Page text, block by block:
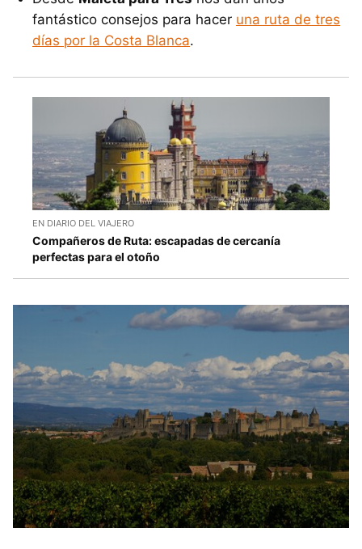
fantástico consejos para hacer una ruta de tres
días por la Costa Blanca.
EN DIARIO DEL VIAJERO
Compañeros de Ruta: escapadas de cercanía
perfectas para el otoño